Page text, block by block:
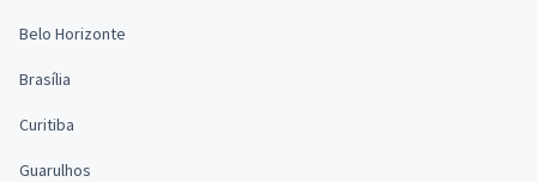
Belo Horizonte
Brasília
Curitiba
Guarulhos